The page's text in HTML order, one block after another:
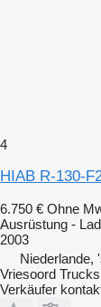
4
HIAB R-130-
6.750 € Ohne
Ausrüstung -
2003
Niederlande,
Vriesoord
Verkäufer